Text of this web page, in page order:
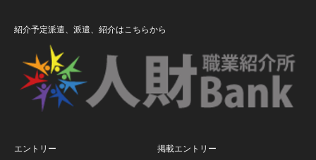
紹介予定派遣、派遣、紹介はこちらから
エントリー
掲載エントリー